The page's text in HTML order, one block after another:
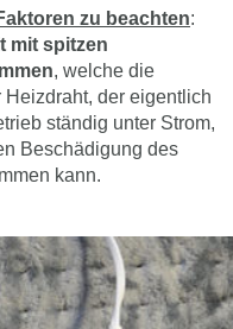
zu beachten:
mit spitzen
, welche die
der eigentlich
ständig unter Strom,
Beschädigung des
kann.